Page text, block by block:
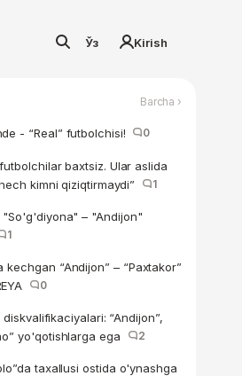
Ўз Kirish
Barcha ›
- “Real” futbolchisi! 0
baxtsiz. Ular aslida
kimni qiziqtirmaydi”
1
"So'g'diyona" – "Andijon"
1
kechgan “Andijon” – “Paxtakor”
0
“Andijon”,
yo'qotishlarga ega
2
taxallusi ostida o'ynashga